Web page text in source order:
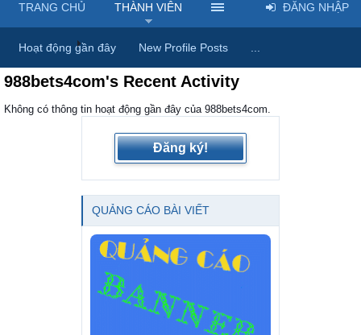
Trang chủ Thành viên
988bets4com's Recent Activity
Không có thông tin hoạt động gần đây của 988bets4com.
Đăng ký!
QUẢNG CÁO BÀI VIẾT
TRANG CHỦ THÀNH VIÊN
Hoạt động gần đây New Profile Posts
ĐĂNG NHẬP